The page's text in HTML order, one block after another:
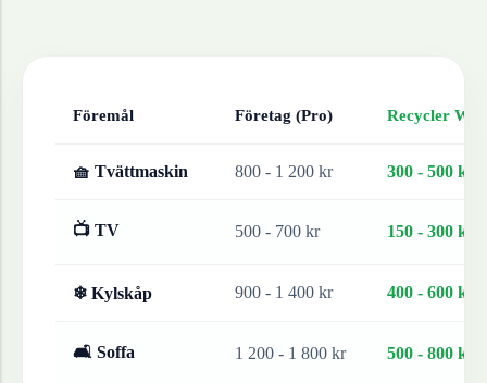
Föremål Företag (Pro) Recycler
🧺 Tvättmaskin 800 - 1 200 kr 300 - 500 kr
📺 TV 500 - 700 kr 150 - 300 kr
❄ Kylskåp 900 - 1 400 kr 400 - 600 kr
🛋 Soffa 1 200 - 1 800 kr 500 - 800 kr